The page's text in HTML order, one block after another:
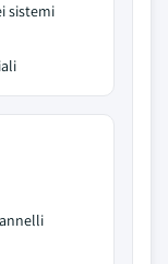
sistemi